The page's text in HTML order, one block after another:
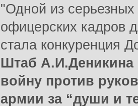
"Одной из серьезных
офицерских кадров
стала конкуренция
Штаб А.И.Деникина
войну против
армии за “души и